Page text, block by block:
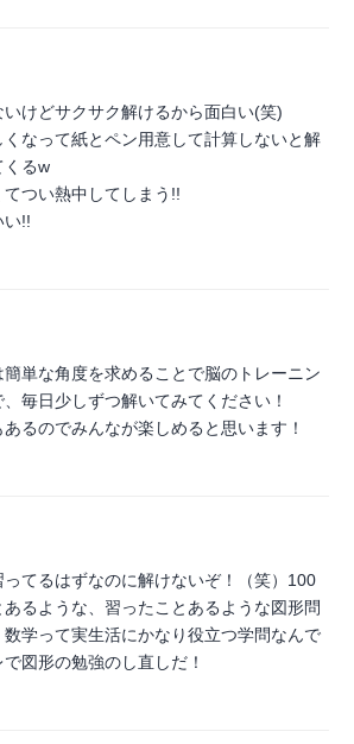
けどサクサク解けるから面白い(笑)
くなって紙とペン用意して計算しないと解
くるw
てつい熱中してしまう!!
い!!
簡単な角度を求めることで脳のトレーニン
毎日少しずつ解いてみてください！
るのでみんなが楽しめると思います！
てるはずなのに解けないぞ！（笑）100
あるような、習ったことあるような図形問
数学って実生活にかなり役立つ学問なんで
図形の勉強のし直しだ！